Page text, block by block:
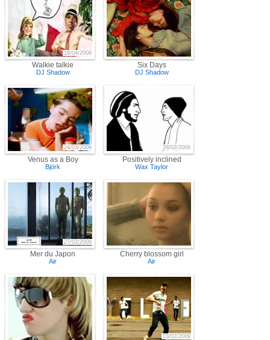
Walkie talkie
16/04/2009
DJ Shadow
Six Days
DJ Shadow
Venus as a Boy
24/03/2009
Björk
Positively inclined
28/02/2009
Wax Taylor
Mer du Japon
27/02/2009
Air
Cherry blossom girl
Air
23/02/2009